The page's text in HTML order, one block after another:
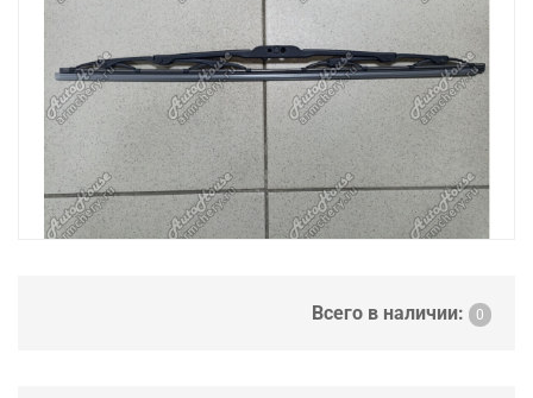
Всего в наличии: 0